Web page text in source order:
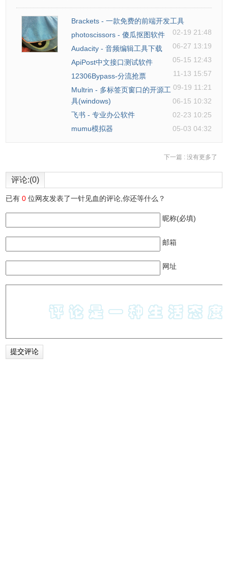
Brackets - 一款免费的前端开发工具
02-19 21:48
photoscissors - 傻瓜抠图软件
06-27 13:19
Audacity - 音频编辑工具下载
05-15 12:43
ApiPost中文接口测试软件
11-13 15:57
12306Bypass-分流抢票
09-19 11:21
Multrin - 多标签页窗口的开源工
具(windows)
06-15 10:32
飞书 - 专业办公软件
02-23 10:25
mumu模拟器
05-03 04:32
下一篇 : 没有更多了
评论:(0)
已有0 位网友发表了一针见血的评论,你还等什么？
昵称(必填)
邮箱
网址